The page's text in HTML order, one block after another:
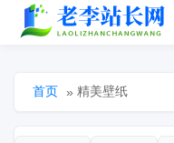
首页 » 精美壁纸